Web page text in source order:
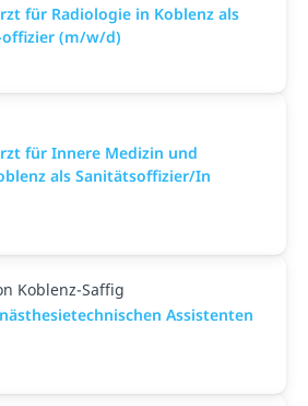
für Radiologie in Koblenz als
(m/w/d)
für Innere Medizin und
als Sanitätsoffizier/In
Koblenz-Saffig
Assistenten